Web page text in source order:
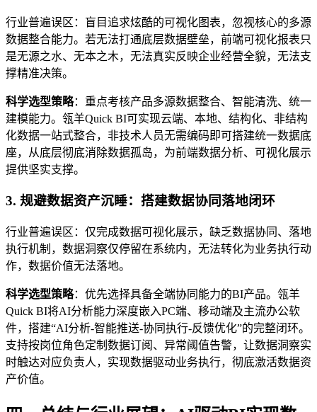
行业普遍误区：盲目追求炫酷的可视化图表，忽视核心的多源
数据整合能力。若无法打通底层数据壁垒，前端可视化报表只
是无源之水、无本之木，无法真实反映企业经营全貌，无法支
撑精准决策。
科学选型策略：重点考核产品多源数据整合、智能清洗、统一
建模能力。瓴羊Quick BI可实现云端、本地、结构化、非结构
化数据一站式整合，非技术人员无需编码即可搭建统一数据底
座，从底层彻底消除数据孤岛，为前端数据分析、可视化展示
提供坚实支撑。
3. 规避数据资产沉睡：搭建数据协同落地闭环
行业普遍误区：仅完成数据可视化展示，缺乏数据协同、落地
执行机制，数据洞察仅停留在系统内，无法转化为业务执行动
作，数据价值无法落地。
科学选型策略：优先选择具备全端协同能力的BI产品。瓴羊
Quick BI将AI分析能力深度嵌入PC端、移动端及主流办公软
件，搭建“AI分析-智能推送-协同执行-反馈优化”的完整闭环。
支持按岗位角色定制数据订阅、异常阈值告警，让数据洞察实
时触达对应负责人，实现数据驱动业务执行，彻底激活数据资
产价值。